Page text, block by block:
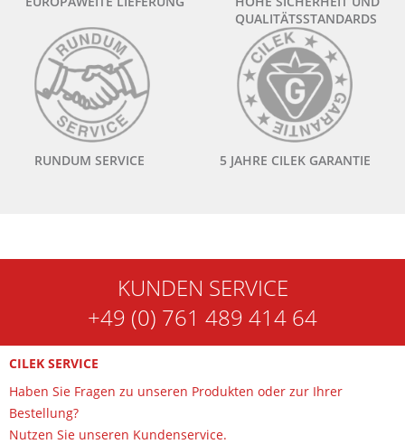
QUALITÄTSSTANDARDS
RUNDUM SERVICE 5 JAHRE CILEK GARANTIE
KUNDEN SERVICE
+49 (0) 761 489 414 64
CILEK SERVICE
Haben Sie Fragen zu unseren Produkten oder zur Ihrer
Bestellung?
Nutzen Sie unseren Kundenservice.